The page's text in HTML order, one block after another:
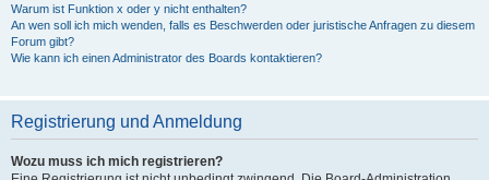
Warum ist Funktion x oder y nicht enthalten?
An wen soll ich mich wenden, falls es Beschwerden oder juristische Anfragen zu diesem
Forum gibt?
Wie kann ich einen Administrator des Boards kontaktieren?
Registrierung und Anmeldung
Wozu muss ich mich registrieren?